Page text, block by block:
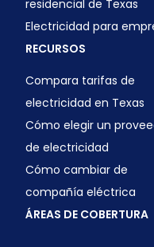
residencial de Texas
Electricidad para
RECURSOS
Compara tarifas de
electricidad en Texas
Cómo elegir un
de electricidad
Cómo cambiar de
compañía eléctrica
ÁREAS DE COBERTURA